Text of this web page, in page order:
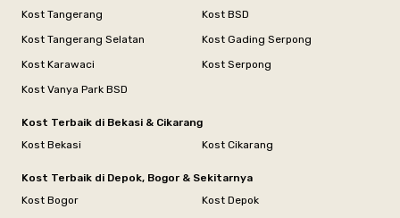
Kost Tangerang
Kost BSD
Kost Tangerang Selatan
Kost Gading Serpong
Kost Karawaci
Kost Serpong
Kost Vanya Park BSD
Kost Terbaik di Bekasi & Cikarang
Kost Bekasi
Kost Cikarang
Kost Terbaik di Depok, Bogor & Sekitarnya
Kost Bogor
Kost Depok